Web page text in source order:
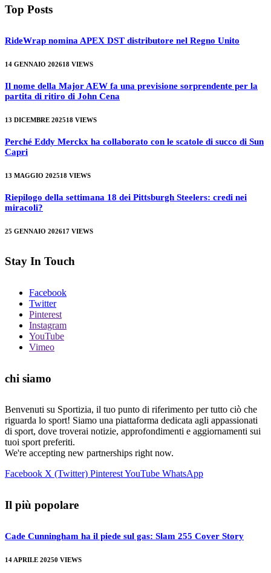
Top Posts
RideWrap nomina APEX DST distributore nel Regno Unito
14 GENNAIO 202618 VIEWS
Il nome della Major AEW fa una previsione sorprendente per la
partita di ritiro di John Cena
13 DICEMBRE 202518 VIEWS
Perché Eddy Merckx ha collaborato con le scatole di succo di Sun
Capri
13 MAGGIO 202518 VIEWS
Riepilogo della settimana 18 dei Pittsburgh Steelers: credi nei
miracoli?
25 GENNAIO 202617 VIEWS
Stay In Touch
Facebook
Twitter
Pinterest
Instagram
YouTube
Vimeo
chi siamo
Benvenuti su Sportizia, il tuo punto di riferimento per tutto ciò che
riguarda lo sport! Siamo una piattaforma dedicata agli appassionati
di sport, dove troverai notizie, approfondimenti e aggiornamenti sui
tuoi sport preferiti.
We're accepting new partnerships right now.
Facebook X (Twitter) PinterestYouTube WhatsApp
Il più popolare
Cade Cunningham ha il piede sul gas: Slam 255 Cover Story
14 APRILE 20250 VIEWS